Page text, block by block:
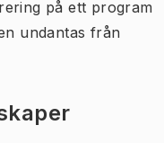
på ett program
undantas från